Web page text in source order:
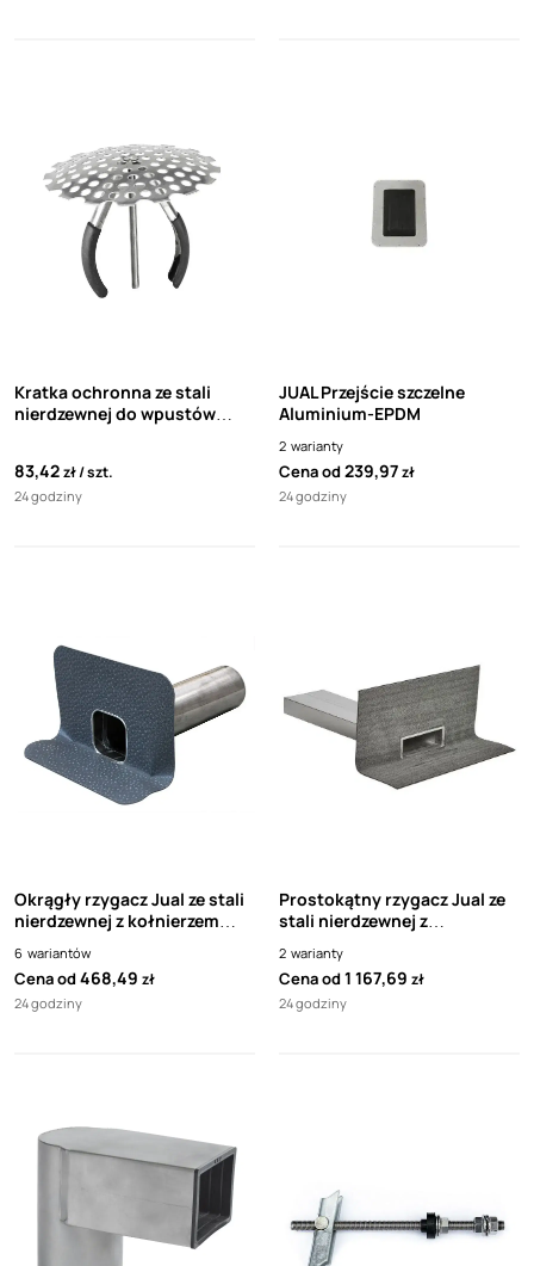
Kratka ochronna ze stali
nierdzewnej do wpustów
83,42zł szt.
24 godziny
JUAL Przejście szczelne
Aluminium-EPDM
2 warianty
Cena od239,97zł
24 godziny
Okrągły rzygacz Jual ze stali
nierdzewnej z kołnierzem
hydroizolacji
6 wariantów
Cena od468,49 zł
24 godziny
Prostokątny rzygacz Jual ze
stali nierdzewnej z
2 warianty
Cena od1 167,69 zł
24 godziny